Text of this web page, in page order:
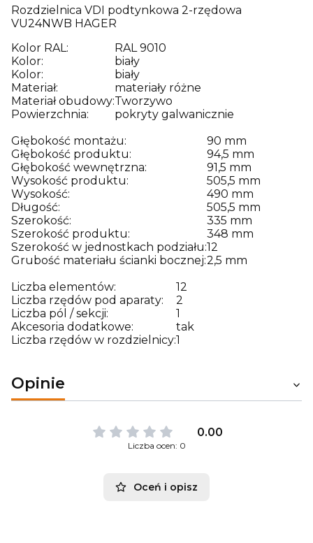
Rozdzielnica VDI podtynkowa 2-rzędowa
VU24NWB HAGER
Kolor RAL:
RAL 9010
Kolor:
biały
Kolor:
biały
Materiał:
materiały różne
Materiał obudowy:Tworzywo
Powierzchnia:
pokryty galwanicznie
Głębokość montażu:
90 mm
Głębokość produktu:
94,5 mm
Głębokość wewnętrzna:
91,5 mm
Wysokość produktu:
505,5 mm
Wysokość:
490 mm
Długość:
505,5 mm
Szerokość:
335 mm
Szerokość produktu:
348 mm
Szerokość w jednostkach podziału:12
Grubość materiału ścianki bocznej:2,5 mm
Liczba elementów:
12
Liczba rzędów pod aparaty:
2
Liczba pól / sekcji:
1
Akcesoria dodatkowe:
tak
Liczba rzędów w rozdzielnicy:1
Opinie
0.00
Liczba ocen: 0
Oceń i opisz